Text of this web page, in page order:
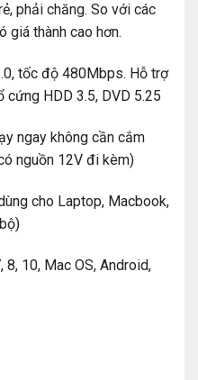
phải chăng. So với các
giá thành cao hơn.
tốc độ 480Mbps. Hỗ trợ
HDD 3.5, DVD 5.25
ngay không cần cắm
nguồn 12V đi kèm)
cho Laptop, Macbook,
8, 10, Mac OS, Android,